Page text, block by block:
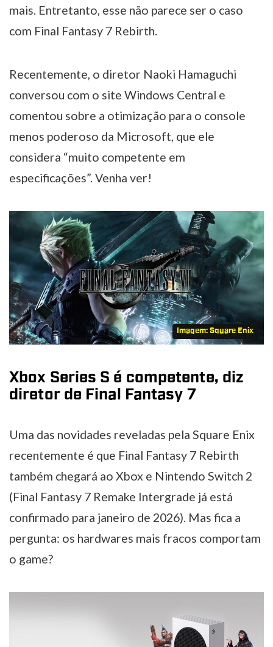
mais. Entretanto, esse não parece ser o caso
com Final Fantasy 7 Rebirth.
Recentemente, o diretor Naoki Hamaguchi
conversou com o site Windows Central e
comentou sobre a otimização para o console
menos poderoso da Microsoft, que ele
considera “muito competente em
especificações”. Venha ver!
Imagem: Square Enix
Xbox Series S é competente, diz
diretor de Final Fantasy 7
Uma das novidades reveladas pela Square Enix
recentemente é que Final Fantasy 7 Rebirth
também chegará ao Xbox e Nintendo Switch 2
(Final Fantasy 7 Remake Intergrade já está
confirmado para janeiro de 2026). Mas fica a
pergunta: os hardwares mais fracos comportam
o game?